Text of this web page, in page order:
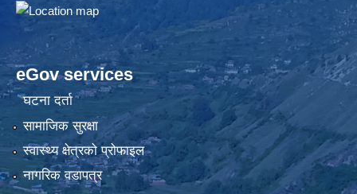
eGov services
घटना दर्ता
सामाजिक सुरक्षा
स्वास्थ्य क्षेत्रको प्रोफाइल
नागरिक वडापत्र